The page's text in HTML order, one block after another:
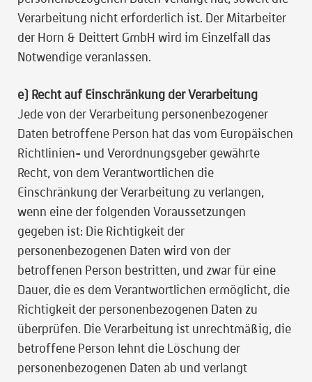
Verarbeitung nicht erforderlich ist. Der Mitarbeiter
der Horn & Deittert GmbH wird im Einzelfall das
Notwendige veranlassen.
e) Recht auf Einschränkung der Verarbeitung
Jede von der Verarbeitung personenbezogener
Daten betroffene Person hat das vom Europäischen
Richtlinien- und Verordnungsgeber gewährte
Recht, von dem Verantwortlichen die
Einschränkung der Verarbeitung zu verlangen,
wenn eine der folgenden Voraussetzungen
gegeben ist: Die Richtigkeit der
personenbezogenen Daten wird von der
betroffenen Person bestritten, und zwar für eine
Dauer, die es dem Verantwortlichen ermöglicht, die
Richtigkeit der personenbezogenen Daten zu
überprüfen. Die Verarbeitung ist unrechtmäßig, die
betroffene Person lehnt die Löschung der
personenbezogenen Daten ab und verlangt